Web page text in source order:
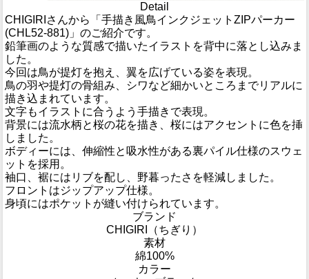
Detail
CHIGIRIさんから「手描き風鳥インクジェットZIPパーカー
(CHL52-881)」のご紹介です。
鉛筆画のような質感で描いたイラストを背中に落とし込みま
した。
今回は鳥が提灯を抱え、翼を広げている姿を表現。
鳥の羽や提灯の骨組み、シワなど細かいところまでリアルに
描き込まれています。
文字もイラストに合うよう手描きで表現。
背景には流水柄と桜の花を描き、桜にはアクセントに色を挿
しました。
ボディーには、伸縮性と吸水性がある裏パイル仕様のスウェ
ットを採用。
袖口、裾にはリブを配し、野暮ったさを軽減しました。
フロントはジップアップ仕様。
身頃にはポケットが縫い付けられています。
ブランド
CHIGIRI（ちぎり）
素材
綿100%
カラー